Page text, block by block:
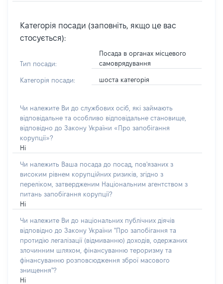
Категорія посади (заповніть, якщо це вас
стосується):
Тип посади:
Посада в органах місцевого
самоврядування
Категорія посади: шоста категорія
Чи належите Ви до службових осіб, які займають
відповідальне та особливо відповідальне становище,
відповідно до Закону України «Про запобігання
корупції»?
Ні
Чи належить Ваша посада до посад, пов'язаних з
високим рівнем корупційних ризиків, згідно з
переліком, затвердженим Національним агентством з
питань запобігання корупції?
Ні
Чи належите Ви до національних публічних діячів
відповідно до Закону України "Про запобігання та
протидію легалізації (відмиванню) доходів, одержаних
злочинним шляхом, фінансуванню тероризму та
фінансуванню розповсюдження зброї масового
знищення"?
Ні